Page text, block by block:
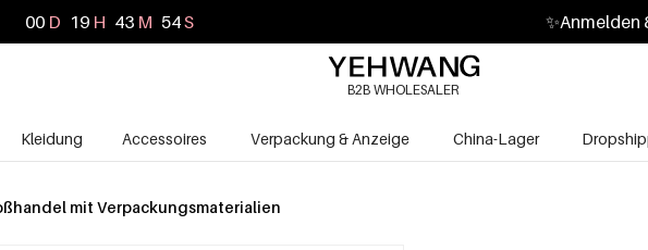
00 D 19 H 43 M 53S ✨Anmelden
B2B WHOLESALER
Kleidung Accessoires Verpackung & Anzeige China-Lager
mit Verpackungsmaterialien